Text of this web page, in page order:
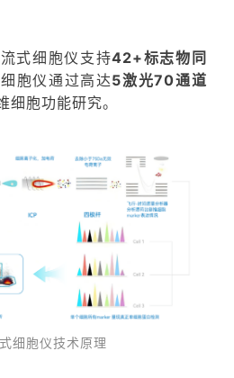
式细胞仪支持42+标志物同
胞仪通过高达5激光70通道
细胞功能研究。
细胞仪技术原理